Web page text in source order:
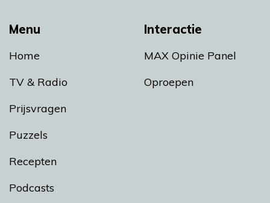
Menu
Home
TV & Radio
Prijsvragen
Puzzels
Recepten
Podcasts
Interactie
MAX Opinie Panel
Oproepen